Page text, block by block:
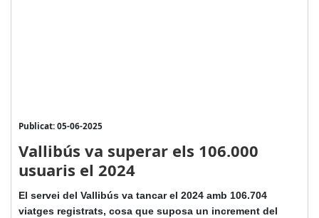
Publicat: 05-06-2025
Vallibús va superar els 106.000
usuaris el 2024
El servei del Vallibús va tancar el 2024 amb 106.704
viatges registrats, cosa que suposa un increment del